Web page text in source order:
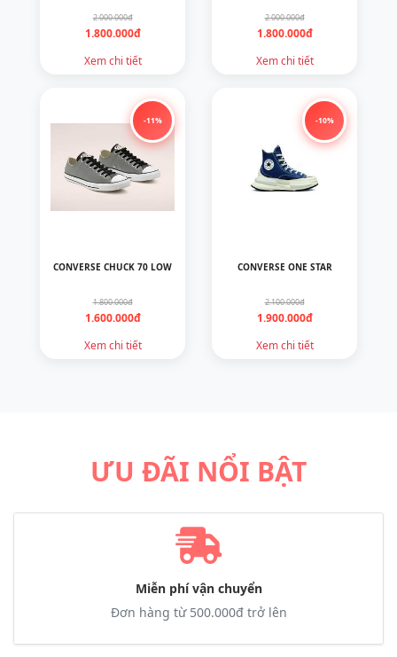
2.000.000đ
1.800.000đ
Xem chi tiết
2.000.000đ
1.800.000đ
Xem chi tiết
-11%
CONVERSE CHUCK 70 LOW
1.800.000đ
1.600.000đ
Xem chi tiết
-10%
CONVERSE ONE STAR
2.100.000đ
1.900.000đ
Xem chi tiết
ƯU ĐÃI NỔI BẬT
Miễn phí vận chuyển
Đơn hàng từ 500.000đ trở lên